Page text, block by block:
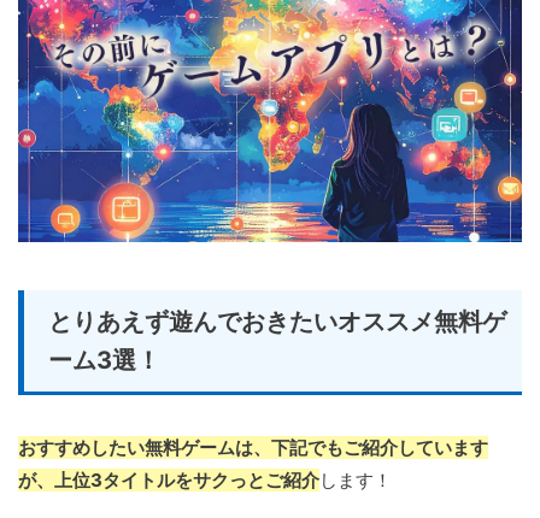
とりあえず遊んでおきたいオススメ無料ゲ
ーム3選！
おすすめしたい無料ゲームは、下記でもご紹介しています
が、上位3タイトルをサクっとご紹介します！